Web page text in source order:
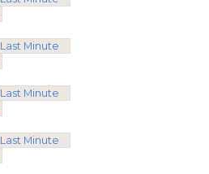
Last Minute
Last Minute
Last Minute